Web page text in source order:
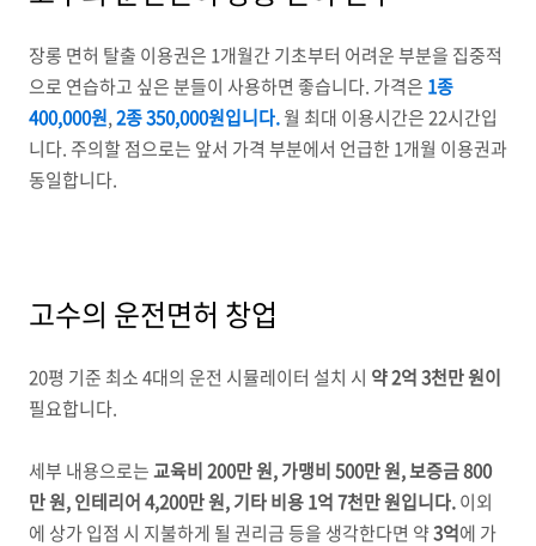
장롱 면허 탈출 이용권은 1개월간 기초부터 어려운 부분을 집중적
으로 연습하고 싶은 분들이 사용하면 좋습니다. 가격은 1종
400,000원,2종 350,000원입니다.월 최대 이용시간은 22시간입
니다. 주의할 점으로는 앞서 가격 부분에서 언급한 1개월 이용권과
동일합니다.
고수의 운전면허 창업
20평 기준 최소 4대의 운전 시뮬레이터 설치 시 약 2억 3천만 원이
필요합니다.
세부 내용으로는교육비 200만 원, 가맹비 500만 원, 보증금 800
만 원, 인테리어 4,200만 원, 기타 비용 1억 7천만 원입니다.이외
에 상가 입점 시 지불하게 될 권리금 등을 생각한다면 약3억에 가